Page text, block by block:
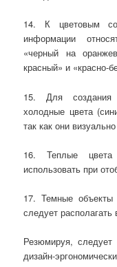
14. К цветовым
информации
«черный на
красный» и «красно-
15. Для создания
холодные цвета
так как они
16. Теплые цвета
использовать при
17. Темные объекты
следует
Резюмируя,
дизайн-